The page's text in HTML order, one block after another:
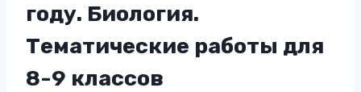
году. Биология.
Тематические работы для
8-9 классов